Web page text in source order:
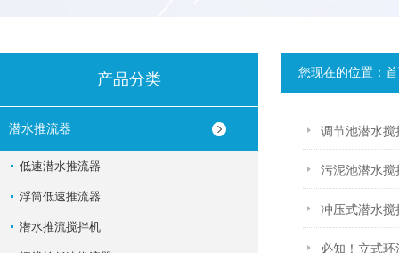
产品分类
潜水推流器
低速潜水推流器
浮筒低速推流器
潜水推流搅拌机
您现在的位置：
调节池潜水
污泥池潜水
冲压式潜水
必知！立式